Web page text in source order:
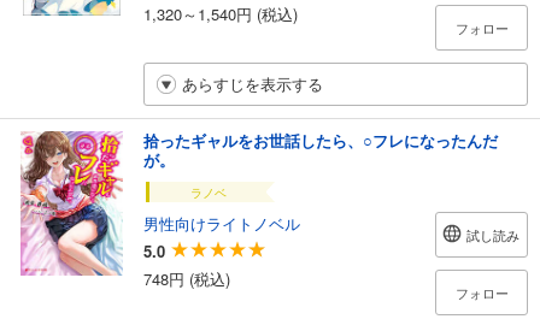
1,320～1,540円 (税込)
フォロー
あらすじを表示する
拾ったギャルをお世話したら、○フレになったんだ
が。
ラノベ
男性向けライトノベル
5.0
748円 (税込)
試し読み
フォロー